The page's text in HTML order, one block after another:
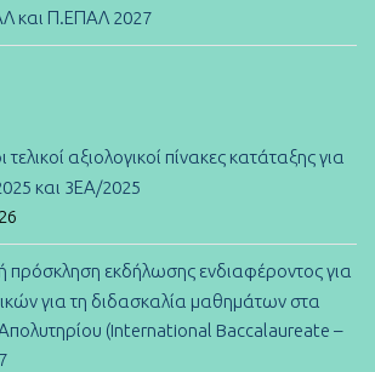
και Π.ΕΠΑΛ 2027
αξιολογικοί πίνακες κατάταξης για
και 3ΕΑ/2025
πρόσκληση εκδήλωσης ενδιαφέροντος για
για τη διδασκαλία μαθημάτων στα
(International Baccalaureate –